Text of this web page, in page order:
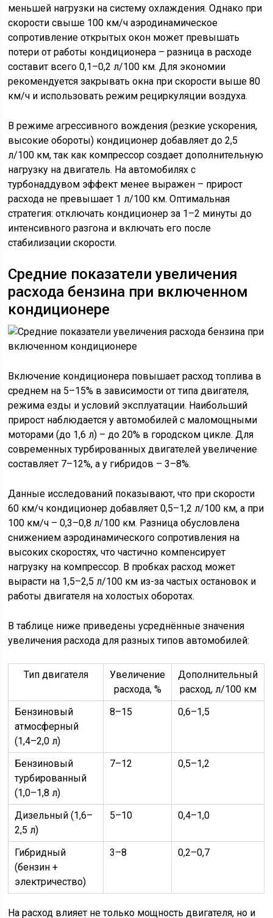
меньшей нагрузки на систему охлаждения. Однако при
скорости свыше 100 км/ч аэродинамическое
сопротивление открытых окон может превышать
потери от работы кондиционера – разница в расходе
составит всего 0,1–0,2 л/100 км. Для экономии
рекомендуется закрывать окна при скорости выше 80
км/ч и использовать режим рециркуляции воздуха.
В режиме агрессивного вождения (резкие ускорения,
высокие обороты) кондиционер добавляет до 2,5
л/100 км, так как компрессор создает дополнительную
нагрузку на двигатель. На автомобилях с
турбонаддувом эффект менее выражен – прирост
расхода не превышает 1 л/100 км. Оптимальная
стратегия: отключать кондиционер за 1–2 минуты до
интенсивного разгона и включать его после
стабилизации скорости.
Средние показатели увеличения
расхода бензина при включенном
кондиционере
Включение кондиционера повышает расход топлива в
среднем на 5–15% в зависимости от типа двигателя,
режима езды и условий эксплуатации. Наибольший
прирост наблюдается у автомобилей с маломощными
моторами (до 1,6 л) – до 20% в городском цикле. Для
современных турбированных двигателей увеличение
составляет 7–12%, а у гибридов – 3–8%.
Данные исследований показывают, что при скорости
60 км/ч кондиционер добавляет 0,5–1,2 л/100 км, а при
100 км/ч – 0,3–0,8 л/100 км. Разница обусловлена
снижением аэродинамического сопротивления на
высоких скоростях, что частично компенсирует
нагрузку на компрессор. В пробках расход может
вырасти на 1,5–2,5 л/100 км из-за частых остановок и
работы двигателя на холостых оборотах.
В таблице ниже приведены усреднённые значения
увеличения расхода для разных типов автомобилей:
Тип двигателя
Увеличение
расхода, %
Дополнительный
расход, л/100 км
Бензиновый
атмосферный
(1,4–2,0 л)
8–15 0,6–1,5
Бензиновый
турбированный
(1,0–1,8 л)
7–12 0,5–1,2
Дизельный (1,6–
2,5 л)
5–10 0,4–1,0
Гибридный
(бензин +
электричество)
3–8 0,2–0,7
На расход влияет не только мощность двигателя, но и